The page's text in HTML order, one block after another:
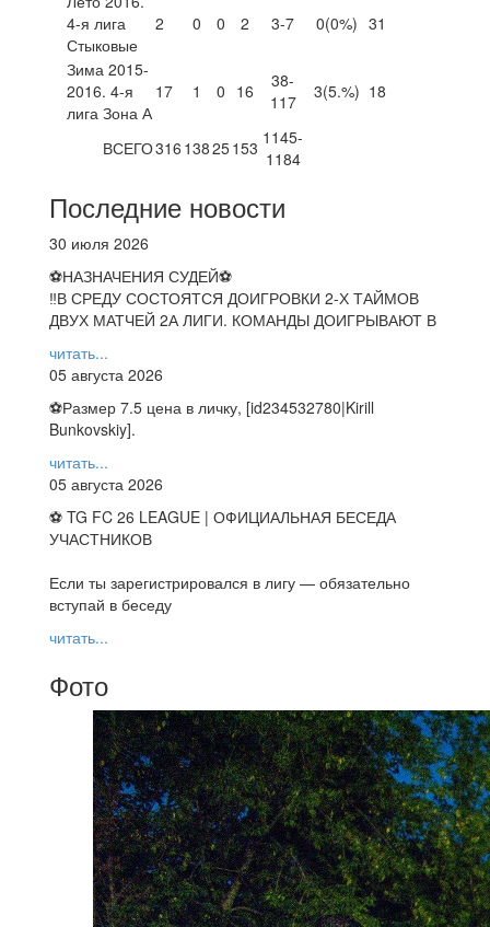
4-я лига
Стыковые
2 0 0 2 3-7 0(0%) 31
Зима 2015-
2016. 4-я
лига Зона А
17 1 0 16
38-
117
3(5.%) 18
ВСЕГО316 13825153 1145-
1184
Последние новости
30 июля 2026
⚽НАЗНАЧЕНИЯ СУДЕЙ⚽
‼В СРЕДУ СОСТОЯТСЯ ДОИГРОВКИ 2-Х ТАЙМОВ
ДВУХ МАТЧЕЙ 2А ЛИГИ. КОМАНДЫ ДОИГРЫВАЮТ В
читать...
05 августа 2026
⚽️Размер 7.5 цена в личку, [id234532780|Kirill
Bunkovskiy].
читать...
05 августа 2026
⚽ TG FC 26 LEAGUE | ОФИЦИАЛЬНАЯ БЕСЕДА
УЧАСТНИКОВ
Если ты зарегистрировался в лигу — обязательно
вступай в беседу
читать...
Фото